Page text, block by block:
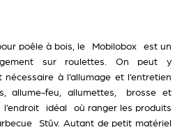
poêle à bois, le Mobilobox est un
sur roulettes. On peut y
à l’allumage et l’entretien
feu, allumettes, brosse et
l’endroit idéal où ranger les produits
Stûv. Autant de petit matériel